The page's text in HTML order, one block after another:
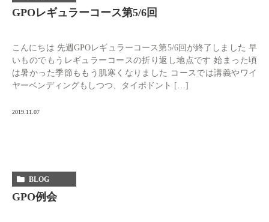
GPOレギュラーコース第5/6回
こんにちは 先週GPOレギュラーコース第5/6回が終了しました 早
いものでもうレギュラーコースの折り返し地点です 始まった頃
は暑かった季節ももう肌寒くなりました コースでは講義やワイ
ヤーベンディングもしつつ、タイポドント […]
2019.11.07
BLOG
GPO例会